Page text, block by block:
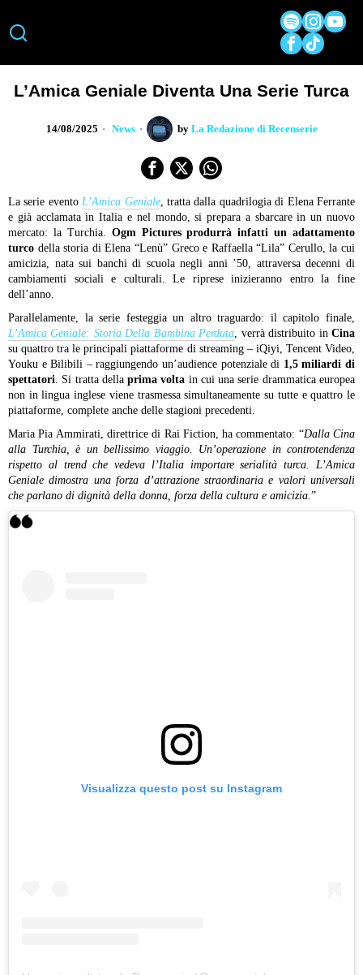
L’Amica Geniale Diventa Una Serie Turca
14/08/2025 News by La Redazione di Recenserie
La serie eventoL’Amica Geniale, tratta dalla quadrilogia di Elena Ferrante
e già acclamata in Italia e nel mondo, si prepara a sbarcare in un nuovo
mercato: la Turchia. Ogm Pictures produrrà infatti un adattamento
turco della storia di Elena “Lenù” Greco e Raffaella “Lila” Cerullo, la cui
amicizia, nata sui banchi di scuola negli anni ’50, attraversa decenni di
cambiamenti sociali e culturali. Le riprese inizieranno entro la fine
dell’anno.
Parallelamente, la serie festeggia un altro traguardo: il capitolo finale,
L’Amica Geniale: Storia Della Bambina Perduta, verrà distribuito inCina
su quattro tra le principali piattaforme di streaming – iQiyi, Tencent Video,
Youku e Bilibili – raggiungendo un’audience potenziale di 1,5 miliardi di
spettatori. Si tratta dellaprima volta in cui una serie drammatica europea
non in lingua inglese viene trasmessa simultaneamente su tutte e quattro le
piattaforme, complete anche delle stagioni precedenti.
Maria Pia Ammirati, direttrice di Rai Fiction, ha commentato: “Dalla Cina
alla Turchia, è un bellissimo viaggio. Un’operazione in controtendenza
rispetto al trend che vedeva l’Italia importare serialità turca. L’Amica
Geniale dimostra una forza d’attrazione straordinaria e valori universali
che parlano di dignità della donna, forza della cultura e amicizia.”
Visualizza questo post su Instagram